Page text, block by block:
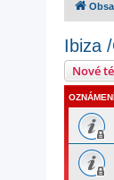
Ibiza
Nové